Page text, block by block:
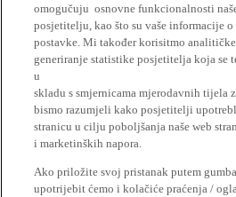
omogučuju osnovne funkcionalnosti
posjetitelju, kao što su vaše informacije
postavke. Mi također korisitmo
generiranje statistike posjetitelja koja se
u
skladu s smjernicama mjerodavnih tijela
bismo razumjeli kako posjetitelji
stranicu u cilju poboljšanja naše web
i marketinških napora.
Ako priložite svoj pristanak putem gumba
upotrijebit ćemo i kolačiće praćenja /